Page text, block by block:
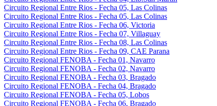
Circuito Regional Entre Rios - Fecha 05, Las Colinas
Circuito Regional Entre Rios - Fecha 05, Las Colinas
Circuito Regional Entre Rios - Fecha 06, Victoria
Circuito Regional Entre Rios - Fecha 07, Villaguay
Circuito Regional Entre Rios - Fecha 08, Las Colinas
Circuito Regional Entre Rios - Fecha 09, CAE Parana
Circuito Regional FENOBA - Fecha 01, Navarro
Circuito Regional FENOBA - Fecha 02, Navarro
Circuito Regional FENOBA - Fecha 03, Bragado
Circuito Regional FENOBA - Fecha 04, Bragado
Circuito Regional FENOBA - Fecha 05, Lobos
Circuito Regional FENOBA - Fecha 06, Bragado